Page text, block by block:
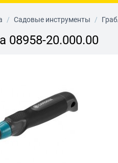
/ Садовые инструменты /
08958-20.000.00